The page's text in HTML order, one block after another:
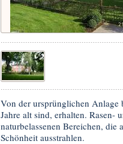
Von der ursprünglichen Anlage
Jahre alt sind, erhalten. Rasen-
naturbelassenen Bereichen, die
Schönheit ausstrahlen.